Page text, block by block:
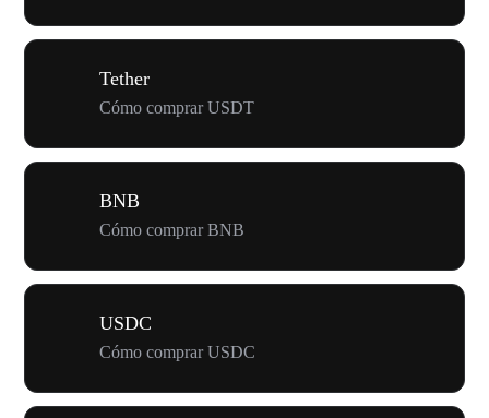
Tether
Cómo comprar USDT
BNB
Cómo comprar BNB
USDC
Cómo comprar USDC